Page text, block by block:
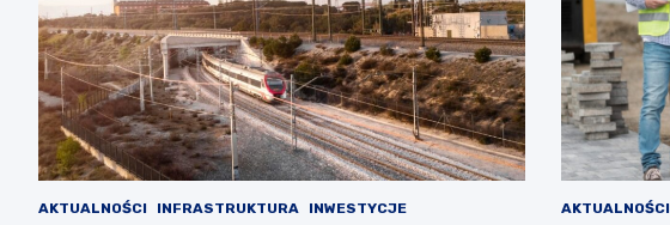
AKTUALNOŚCI INFRASTRUKTURA INWESTYCJE AKTUALNOŚCI